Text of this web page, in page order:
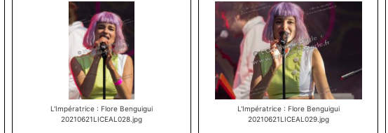
L'Impératrice : Flore Benguigui
20210621LICEAL028.jpg
L'Impératrice : Flore Benguigui
20210621LICEAL029.jpg